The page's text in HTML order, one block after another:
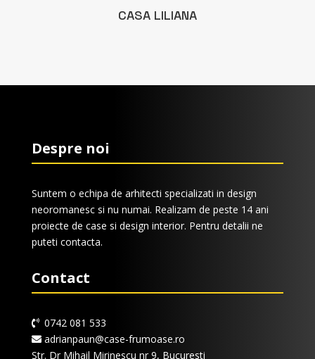
CASA LILIANA
Despre noi
Suntem o echipa de arhitecti specializati in design
neoromanesc si nu numai. Realizam de peste 14 ani
proiecte de case si design interior. Pentru detalii ne
puteti contacta.
Contact
0742 081 533
adrianpaun@case-frumoase.ro
Str. Dr Mihail Mirinescu nr 9, Bucuresti